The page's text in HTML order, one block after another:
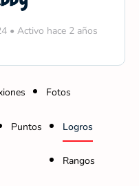
• Activo hace 2 años
Fotos
Puntos Logros
Rangos